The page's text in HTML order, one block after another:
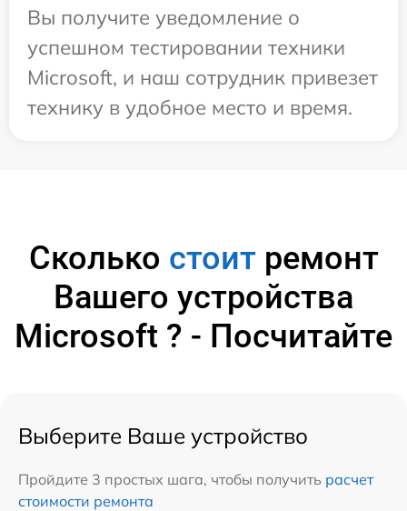
Вы получите уведомление о
успешном тестировании техники
Microsoft, и наш сотрудник привезет
технику в удобное место и время.
Сколько стоитремонт
Вашего устройства
Microsoft ? - Посчитайте
Выберите Ваше устройство
Пройдите 3 простых шага, чтобы получить расчет
стоимости ремонта